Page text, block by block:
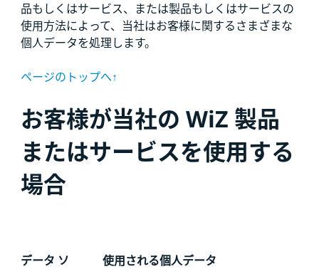
品もしくはサービス、または製品もしくはサービスの
使用方法によって、当社はお客様に関するさまざまな
個人データを処理します。
ページのトップへ↑
お客様が当社の WiZ 製品
またはサービスを使用する
場合
データ ソ
使用される個人データ